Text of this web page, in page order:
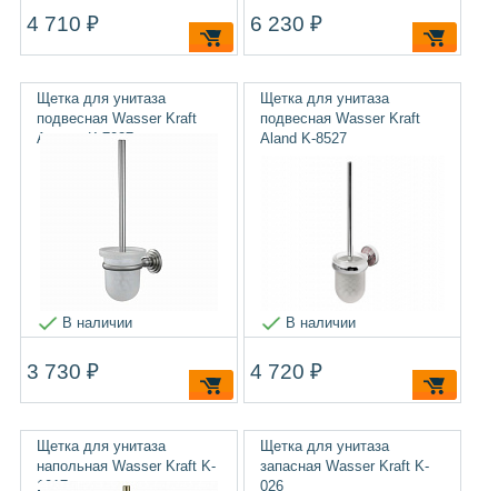
4 710 ₽ 6 230 ₽
Щетка для унитаза
подвесная Wasser Kraft
Ammer K-7027
В наличии
3 730 ₽
Щетка для унитаза
подвесная Wasser Kraft
Aland K-8527
В наличии
4 720 ₽
Щетка для унитаза
напольная Wasser Kraft K-
1017
Щетка для унитаза
запасная Wasser Kraft K-
026